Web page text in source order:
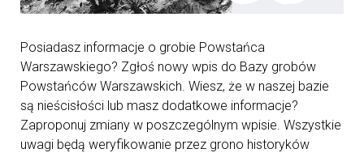
Posiadasz informacje o grobie Powstańca
Warszawskiego? Zgłoś nowy wpis do Bazy grobów
Powstańców Warszawskich. Wiesz, że w naszej bazie
są nieścisłości lub masz dodatkowe informacje?
Zaproponuj zmiany w poszczególnym wpisie. Wszystkie
uwagi będą weryfikowanie przez grono historyków